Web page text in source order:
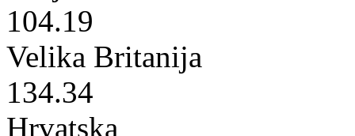
104.19
Velika Britanija
134.34
Hrvatska